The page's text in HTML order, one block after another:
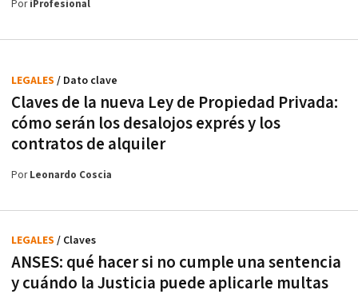
PoriProfesional
Claves de la nueva Ley de Propiedad Privada:
cómo serán los desalojos exprés y los
contratos de alquiler
LEGALES / Dato clave
PorLeonardo Coscia
ANSES: qué hacer si no cumple una sentencia
y cuándo la Justicia puede aplicarle multas
LEGALES / Claves